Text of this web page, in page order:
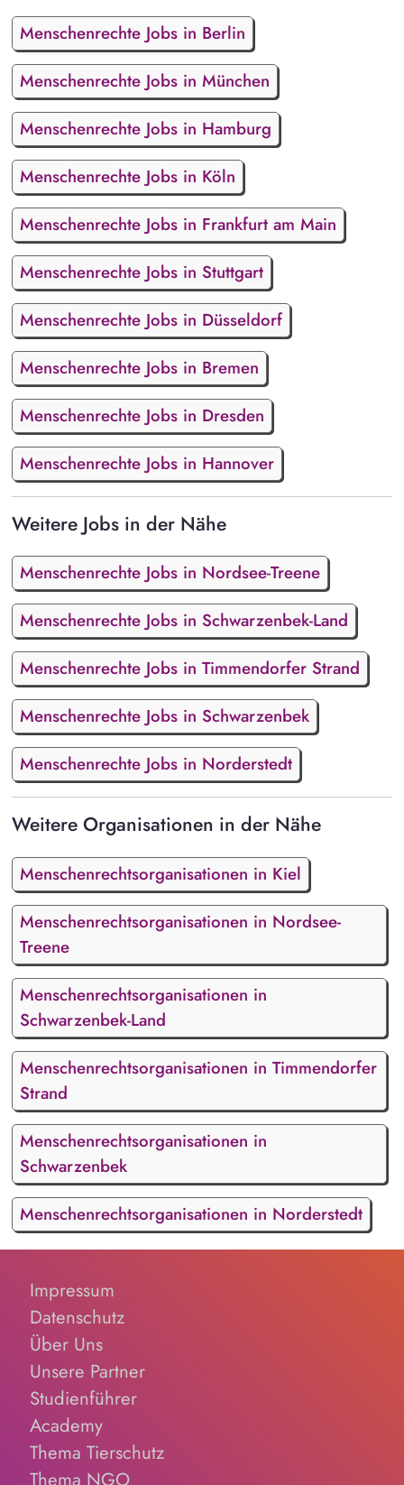
Menschenrechte Jobs in Berlin
Menschenrechte Jobs in München
Menschenrechte Jobs in Hamburg
Menschenrechte Jobs in Köln
Menschenrechte Jobs in Frankfurt am Main
Menschenrechte Jobs in Stuttgart
Menschenrechte Jobs in Düsseldorf
Menschenrechte Jobs in Bremen
Menschenrechte Jobs in Dresden
Menschenrechte Jobs in Hannover
Weitere Jobs in der Nähe
Menschenrechte Jobs in Nordsee-Treene
Menschenrechte Jobs in Schwarzenbek-Land
Menschenrechte Jobs in Timmendorfer Strand
Menschenrechte Jobs in Schwarzenbek
Menschenrechte Jobs in Norderstedt
Weitere Organisationen in der Nähe
Menschenrechtsorganisationen in Kiel
Menschenrechtsorganisationen in Nordsee-
Treene
Menschenrechtsorganisationen in
Schwarzenbek-Land
Menschenrechtsorganisationen in Timmendorfer
Strand
Menschenrechtsorganisationen in
Schwarzenbek
Menschenrechtsorganisationen in Norderstedt
Impressum
Datenschutz
Über Uns
Unsere Partner
Studienführer
Academy
Thema Tierschutz
Thema NGO